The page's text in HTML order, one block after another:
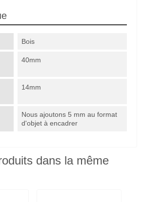
Bois
40mm
14mm
Nous ajoutons 5 mm au format
d'objet à encadrer
dans la même